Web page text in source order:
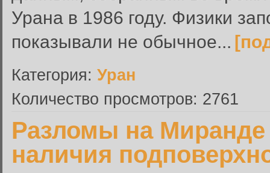
Урана в 1986 году. Физики
показывали не обычное...
Категория: Уран
Количество просмотров: 2761
Разломы на
наличия